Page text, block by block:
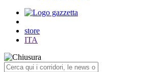
store
ITA